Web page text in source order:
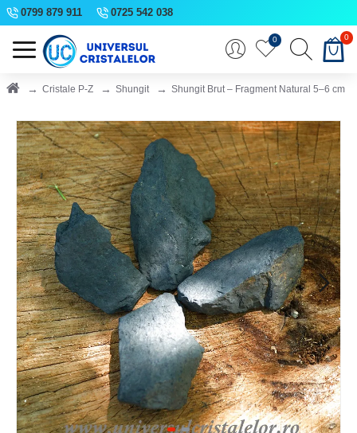
0799 879 911 0725 542 038
0 0
Cristale P-Z Shungit Shungit Brut – Fragment Natural 5–6 cm